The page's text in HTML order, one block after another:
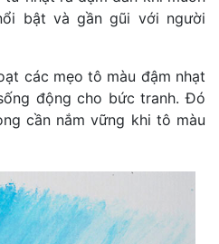
bật và gần gũi với người
các mẹo tô màu đậm nhạt
động cho bức tranh. Đó
cần nắm vững khi tô màu